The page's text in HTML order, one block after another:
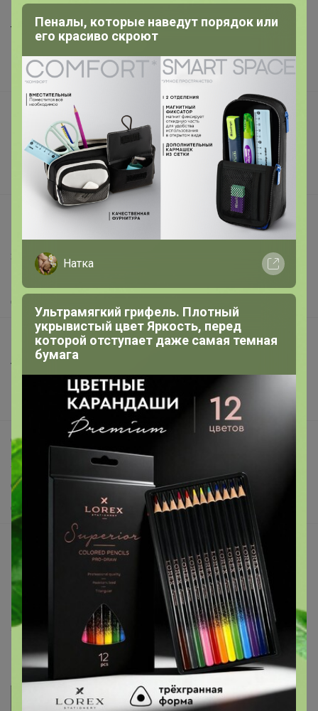
Шоурумы
Торговые марки
Наша команда
В наличии
Подарочные сертификаты
Реклама на сайте
Поставщикам
Вакансии
support@24-ok.ru
Защита покупателя
Помощь
О нас
Все предложения
Анонсы
Поддержка альпак
Самое выгодное
Хиты продаж
Самое желанное
Самое быстрое
Начать зарабатывать с 24-ok
Picabox.ru - Лучшее место для ваших изображений
Розыгрыш - Генератор случайных чисел
Пульс нашего маркетплейса
Укорачиватель ссылок
Пеналы, которые наведут порядок или
его красиво скроют
Натка
Ультрамягкий грифель. Плотный
укрывистый цвет Яркость, перед
которой отступает даже самая темная
бумага